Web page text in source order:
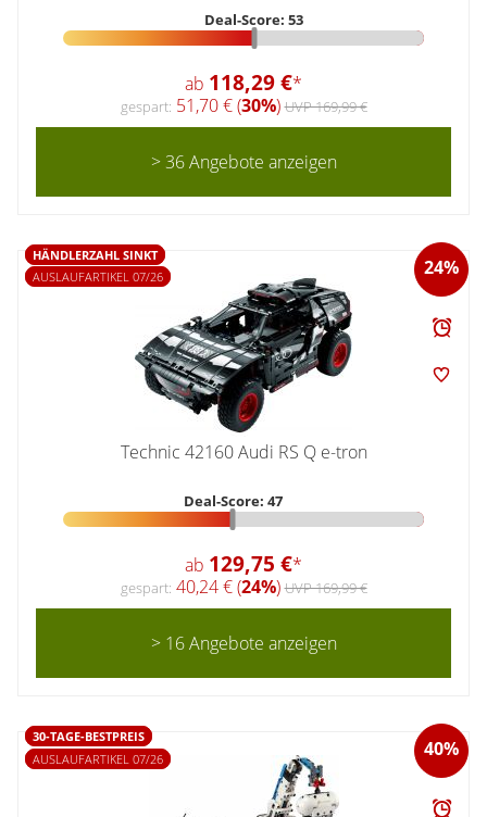
Deal-Score: 53
ab 118,29 €*
gespart: 51,70 € (30%)UVP 169,99 €
> 36 Angebote anzeigen
24%
HÄNDLERZAHL SINKT
AUSLAUFARTIKEL 07/26
Technic 42160 Audi RS Q e-tron
Deal-Score: 47
ab 129,75 €*
gespart: 40,24 € (24%)UVP 169,99 €
> 16 Angebote anzeigen
40%
30-TAGE-BESTPREIS
AUSLAUFARTIKEL 07/26